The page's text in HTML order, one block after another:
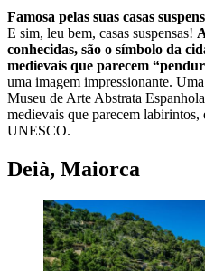
Famosa pelas suas casas
E sim, leu bem, casas suspensas!
conhecidas, são o símbolo da
medievais que parecem
uma imagem impressionante.
Museu de Arte Abstrata
medievais que parecem
UNESCO.
Deià, Maiorca